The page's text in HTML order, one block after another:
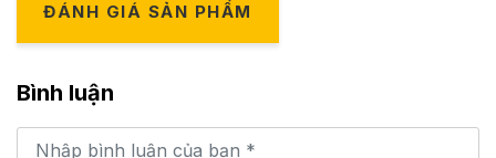
ĐÁNH GIÁ SẢN PHẨM
Bình luận